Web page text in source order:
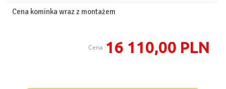
Cena kominka wraz z montażem
Cena 16 110,00 PLN